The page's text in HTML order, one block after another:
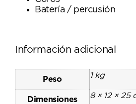
Batería / percusión
Información adicional
Peso 1 kg
Dimensiones 8 × 12 × 25